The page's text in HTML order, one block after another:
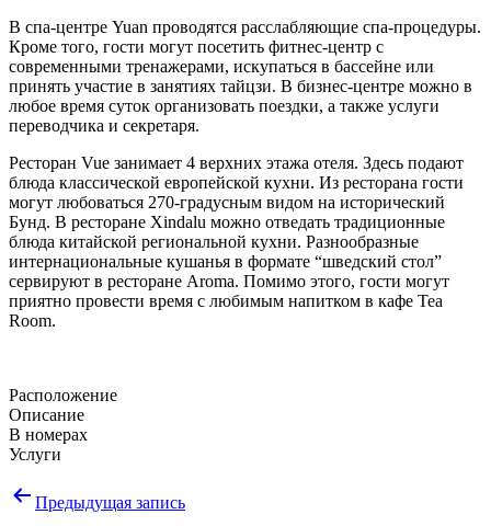
В спа-центре Yuan проводятся расслабляющие спа-процедуры.
Кроме того, гости могут посетить фитнес-центр с
современными тренажерами, искупаться в бассейне или
принять участие в занятиях тайцзи. В бизнес-центре можно в
любое время суток организовать поездки, а также услуги
переводчика и секретаря.
Ресторан Vue занимает 4 верхних этажа отеля. Здесь подают
блюда классической европейской кухни. Из ресторана гости
могут любоваться 270-градусным видом на исторический
Бунд. В ресторане Xindalu можно отведать традиционные
блюда китайской региональной кухни. Разнообразные
интернациональные кушанья в формате “шведский стол”
сервируют в ресторане Aroma. Помимо этого, гости могут
приятно провести время с любимым напитком в кафе Tea
Room.
Расположение
Описание
В номерах
Услуги
Навигация
Предыдущая запись